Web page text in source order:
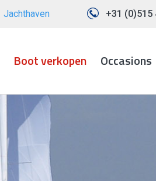
+31 (0)515
Jachthaven
Boot verkopen Occasions